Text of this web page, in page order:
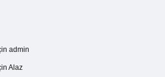
admin
Alaz